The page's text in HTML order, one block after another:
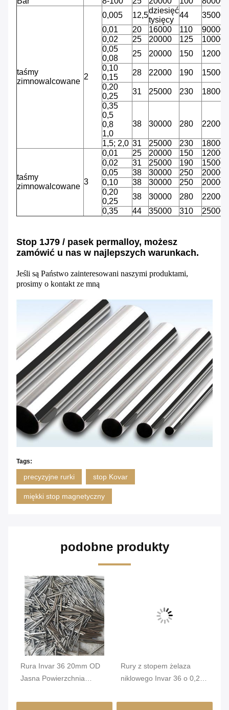
taśmy
zimnowalcowane
2
0,005 12,5
dziesięć
tysięcy
44
35000
0,01
20 16000 110
90000
0,02
25 20000 125
100000
0,05
0,08
25 20000 150
120000
0,10
0,15
28 22000 190
150000
0,20
0,25
31 25000 230
18000
0,35
0,5
0,8
1,0
38 30000 280 220000
1,5; 2,0 31 25000 230 180000
taśmy
zimnowalcowane
3
0,01 25 20000 150
12000
0,02
31 25000 190
150000
0,05
38 30000 250
200000
0,10
38 30000 250
200000
0,20
0,25
38 30000 280
220000
0,35
44 35000 310 250000
Stop 1J79 / pasek permalloy, możesz
zamówić u nas w najlepszych warunkach.
Jeśli są Państwo zainteresowani naszymi produktami,
prosimy o kontakt ze mną
Tags:
precyzyjne rurki stop Kovar
miękki stop magnetyczny
podobne produkty
Rura Invar 36 20mm OD
Jasna Powierzchnia
Wymiarowa Precyzyjna
Rury z stopem żelaza
niklowego Invar 36 o 0,2
powierzchni dla wysokiej